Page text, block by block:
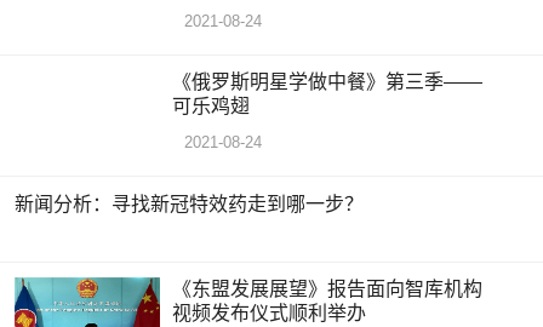
2021-08-24
《俄罗斯明星学做中餐》第三季——
可乐鸡翅
2021-08-24
新闻分析：寻找新冠特效药走到哪一步？
《东盟发展展望》报告面向智库机构
视频发布仪式顺利举办